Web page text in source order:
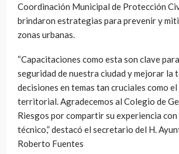
Coordinación Municipal de Protección
brindaron estrategias para prevenir y
zonas urbanas.
“Capacitaciones como esta son clave
seguridad de nuestra ciudad y mejorar la
decisiones en temas tan cruciales como
territorial. Agradecemos al Colegio de
Riesgos por compartir su experiencia
técnico,” destacó el secretario del H.
Roberto Fuentes